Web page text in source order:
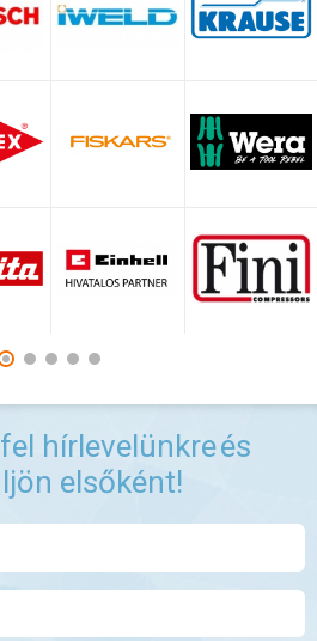
hírlevelünkreés
elsőként!